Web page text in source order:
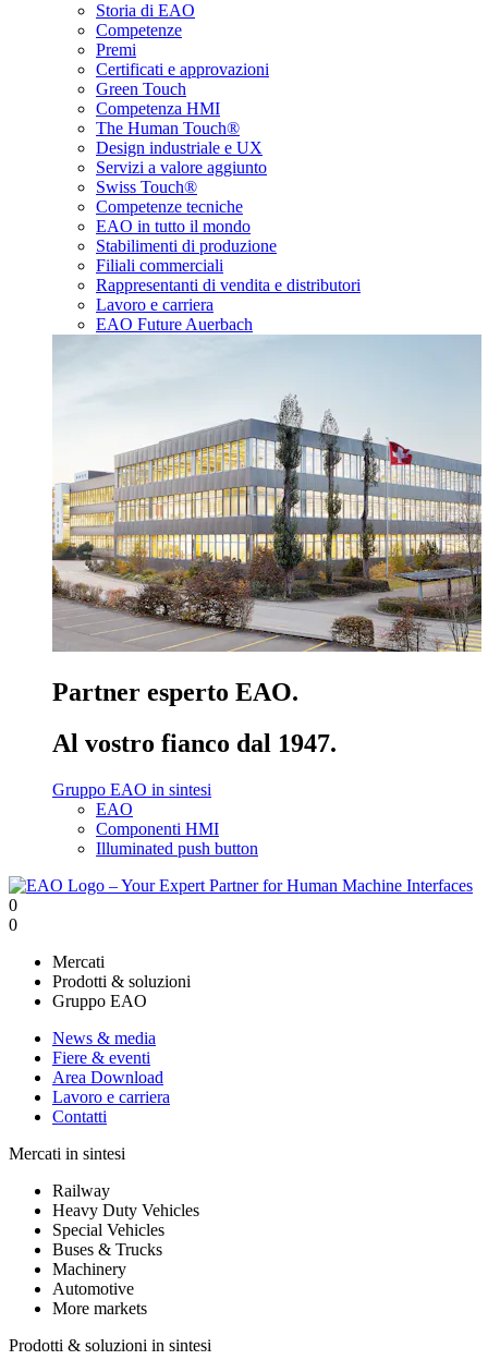
Storia di EAO
Competenze
Premi
Certificati e approvazioni
Green Touch
Competenza HMI
The Human Touch®
Design industriale e UX
Servizi a valore aggiunto
Swiss Touch®
Competenze tecniche
EAO in tutto il mondo
Stabilimenti di produzione
Filiali commerciali
Rappresentanti di vendita e distributori
Lavoro e carriera
EAO Future Auerbach
Partner esperto EAO.
Al vostro fianco dal 1947.
Gruppo EAO in sintesi
EAO
Componenti HMI
Illuminated push button
0
0
Mercati
Prodotti & soluzioni
Gruppo EAO
News & media
Fiere & eventi
Area Download
Lavoro e carriera
Contatti
Mercati in sintesi
Railway
Heavy Duty Vehicles
Special Vehicles
Buses & Trucks
Machinery
Automotive
More markets
Prodotti & soluzioni in sintesi